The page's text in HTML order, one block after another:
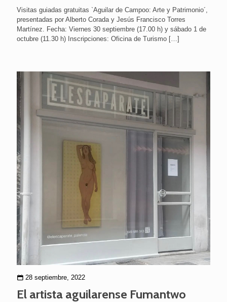
Visitas guiadas gratuitas `Aguilar de Campoo: Arte y Patrimonio´,
presentadas por Alberto Corada y Jesús Francisco Torres
Martínez. Fecha: Viernes 30 septiembre (17.00 h) y sábado 1 de
octubre (11.30 h) Inscripciones: Oficina de Turismo […]
28 septiembre, 2022
El artista aguilarense Fumantwo